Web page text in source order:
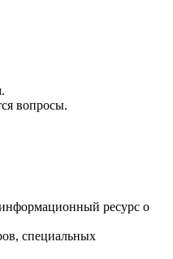
вопросы.
ресурс о
специальных